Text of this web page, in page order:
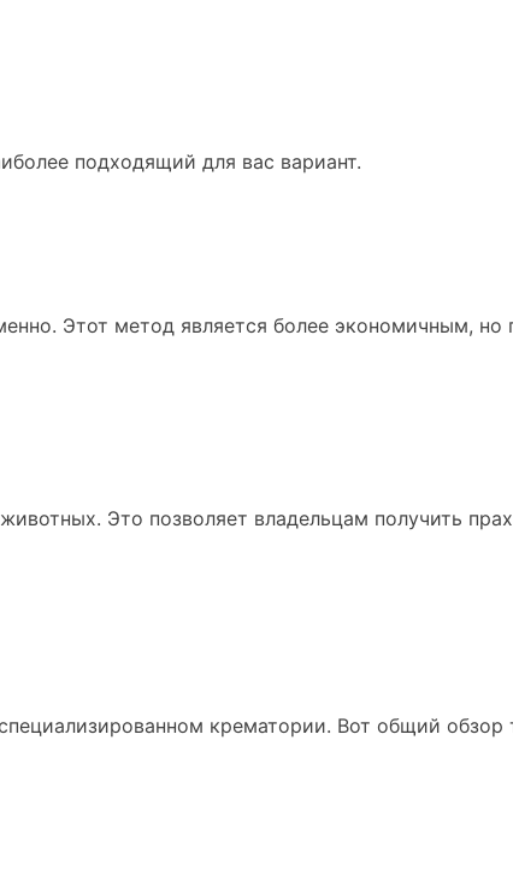
подходящий для вас вариант.
Этот метод является более экономичным,
Это позволяет владельцам получить
крематории. Вот общий обзор